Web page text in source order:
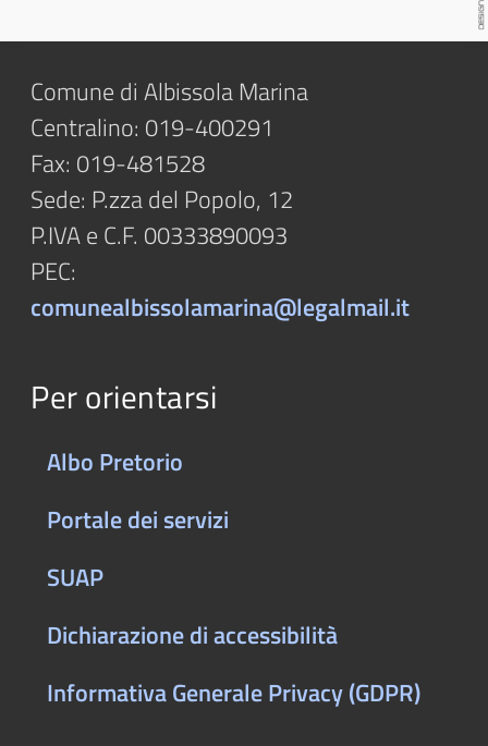
Comune di Albissola Marina
Centralino: 019-400291
Fax: 019-481528
Sede: P.zza del Popolo, 12
P.IVA e C.F. 00333890093
PEC:
comunealbissolamarina@legalmail.it
Per orientarsi
Albo Pretorio
Portale dei servizi
SUAP
Dichiarazione di accessibilità
Informativa Generale Privacy (GDPR)